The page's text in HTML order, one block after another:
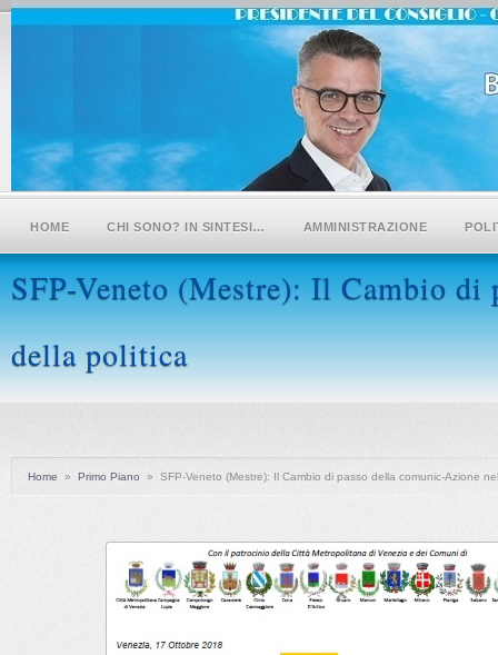
HOME CHI SONO? IN SINTESI… AMMINISTRAZIONE
SFP-Veneto (Mestre): Il Cambio
della politica
Home » Primo Piano » SFP-Veneto (Mestre): Il Cambio di passo della comunic-Azione